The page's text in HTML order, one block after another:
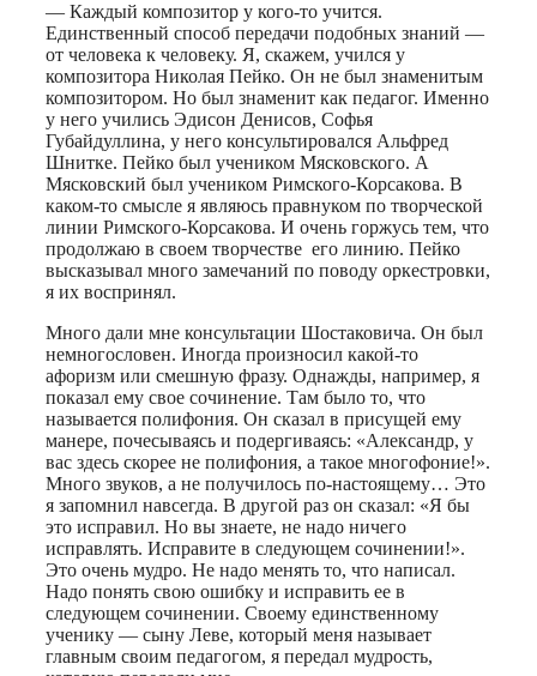
— Каждый композитор у кого-то учится.
Единственный способ передачи подобных знаний —
от человека к человеку. Я, скажем, учился у
композитора Николая Пейко. Он не был знаменитым
композитором. Но был знаменит как педагог. Именно
у него учились Эдисон Денисов, Софья
Губайдуллина, у него консультировался Альфред
Шнитке. Пейко был учеником Мясковского. А
Мясковский был учеником Римского-Корсакова. В
каком-то смысле я являюсь правнуком по творческой
линии Римского-Корсакова. И очень горжусь тем, что
продолжаю в своем творчестве его линию. Пейко
высказывал много замечаний по поводу оркестровки,
я их воспринял.
Много дали мне консультации Шостаковича. Он был
немногословен. Иногда произносил какой-то
афоризм или смешную фразу. Однажды, например, я
показал ему свое сочинение. Там было то, что
называется полифония. Он сказал в присущей ему
манере, почесываясь и подергиваясь: «Александр, у
вас здесь скорее не полифония, а такое многофоние!».
Много звуков, а не получилось по-настоящему… Это
я запомнил навсегда. В другой раз он сказал: «Я бы
это исправил. Но вы знаете, не надо ничего
исправлять. Исправите в следующем сочинении!».
Это очень мудро. Не надо менять то, что написал.
Надо понять свою ошибку и исправить ее в
следующем сочинении. Своему единственному
ученику — сыну Леве, который меня называет
главным своим педагогом, я передал мудрость,